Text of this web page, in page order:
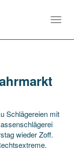
Schlägereien mit
wieder Zoff.